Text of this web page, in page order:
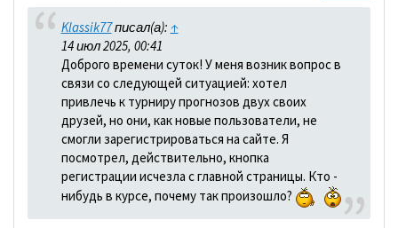
Klassik77писал(а): ↑
14 июл 2025, 00:41
Доброго времени суток! У меня возник вопрос в
связи со следующей ситуацией: хотел
привлечь к турниру прогнозов двух своих
друзей, но они, как новые пользователи, не
смогли зарегистрироваться на сайте. Я
посмотрел, действительно, кнопка
регистрации исчезла с главной страницы. Кто -
нибудь в курсе, почему так произошло?